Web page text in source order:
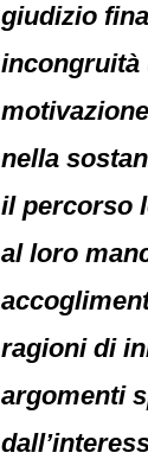
giudizio
incongruità
nella
il percorso
al loro
ragioni di
argomenti